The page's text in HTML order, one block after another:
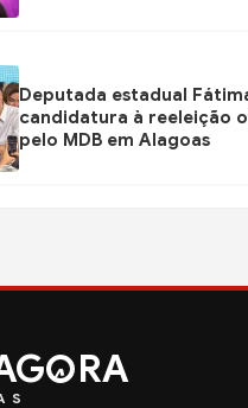
Deputada estadual
candidatura à reeleição
pelo MDB em Alagoas
RA